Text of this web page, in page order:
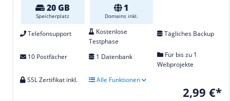
20 GB
Speicherplatz
1
Domains inkl.
Telefonsupport
Kostenlose
Testphase
Tägliches Backup
10 Postfächer 1 Datenbank
Für bis zu 1
Webprojekte
SSL Zertifikat inkl.
Alle Funktionen
2,99 €*